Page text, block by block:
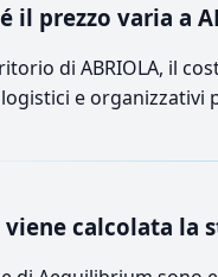
il prezzo varia a
di ABRIOLA, il
e organizzativi
viene calcolata la